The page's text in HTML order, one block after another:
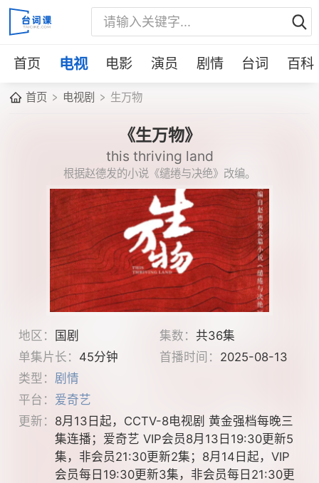
首页 电视 电影 演员 剧情 台词 百科
首页 电视剧 生万物
《生万物》
this thriving land
根据赵德发的小说《缱绻与决绝》改编。
地区： 国剧 集数： 共36集
单集片长： 45分钟 首播时间： 2025-08-13
类型： 剧情
平台： 爱奇艺
更新： 8月13日起，CCTV-8电视剧 黄金强档每晚三
集连播；爱奇艺 VIP会员8月13日19:30更新5
集，非会员21:30更新2集；8月14日起，VIP
会员每日19:30更新3集，非会员每日21:30更